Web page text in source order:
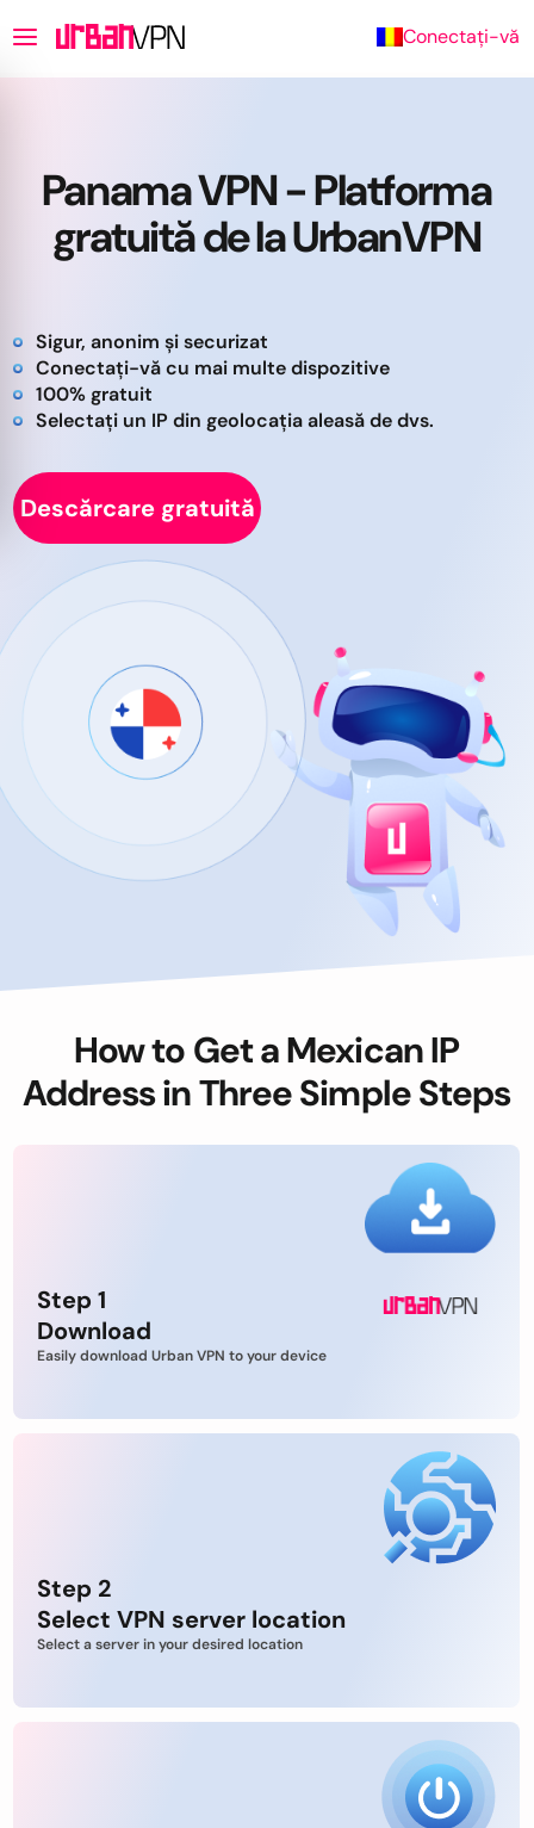
Conectați-vă
Panama VPN - Platforma
gratuită de la UrbanVPN
Sigur, anonim și securizat
Conectați-vă cu mai multe dispozitive
100% gratuit
Selectați un IP din geolocația aleasă de dvs.
Descărcare gratuită
How to Get a Mexican IP
Address in Three Simple Steps
Step 1
Download
Easily download Urban VPN to your device
Step 2
Select VPN server location
Select a server in your desired location